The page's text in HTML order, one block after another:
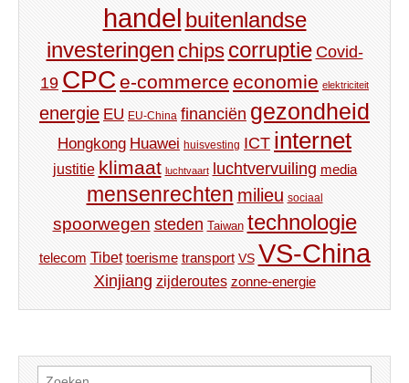
handel buitenlandse
investeringen chips corruptie Covid-
19 CPC e-commerce economie elektriciteit
energie EU EU-China financiën gezondheid
Hongkong Huawei huisvesting ICT internet
justitie klimaat luchtvaart luchtvervuiling media
mensenrechten milieu sociaal
spoorwegen steden Taiwan technologie
telecom Tibet toerisme transport VS VS-China
Xinjiang zijderoutes zonne-energie
Zoeken